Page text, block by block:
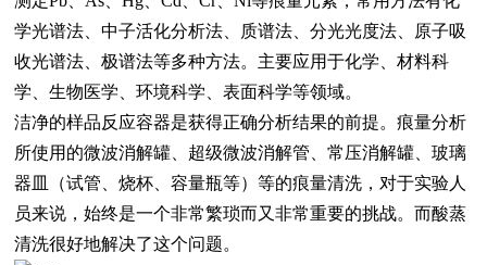
学光谱法、中子活化分析法、质谱法、分光光度法、原子吸
收光谱法、极谱法等多种方法。主要应用于化学、材料科
学、生物医学、环境科学、表面科学等领域。
洁净的样品反应容器是获得正确分析结果的前提。痕量分析
所使用的微波消解罐、超级微波消解管、常压消解罐、玻璃
器皿（试管、烧杯、容量瓶等）等的痕量清洗，对于实验人
员来说，始终是一个非常繁琐而又非常重要的挑战。而酸蒸
清洗很好地解决了这个问题。